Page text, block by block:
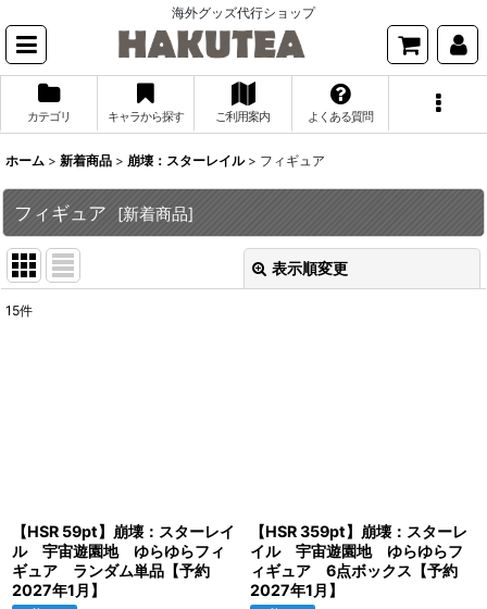
海外グッズ代行ショップ
カテゴリ キャラから探す ご利用案内 よくある質問
ホーム > 新着商品 > 崩壊：スターレイル > フィギュア
フィギュア [新着商品]
表示順変更
15件
【HSR 59pt】崩壊：スターレイ
ル 宇宙遊園地 ゆらゆらフィ
ギュア ランダム単品【予約
2027年1月】
【HSR 359pt】崩壊：スターレ
イル 宇宙遊園地 ゆらゆらフ
ィギュア 6点ボックス【予約
2027年1月】